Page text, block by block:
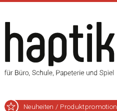
Neuheiten / Produktpromotion